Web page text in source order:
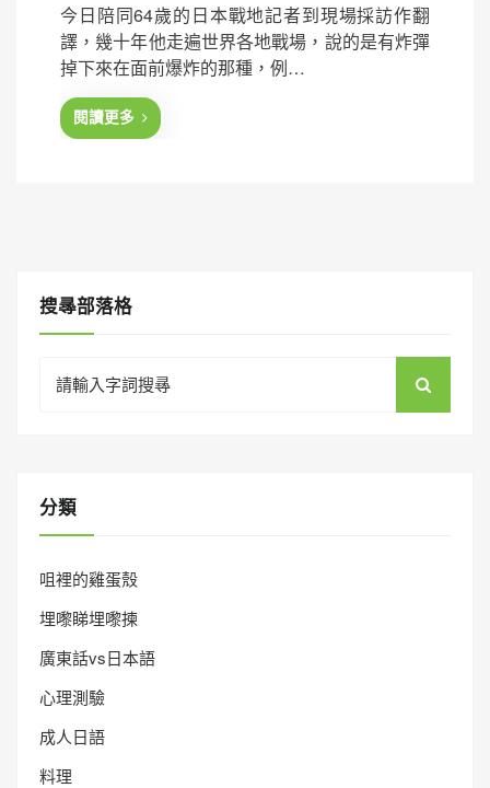
s
t
e
d
今日陪同64歲的日本戰地記者到現場採訪作翻
譯，幾十年他走遍世界各地戰場，說的是有炸彈
掉下來在面前爆炸的那種，例…
閱讀更多
搜㝷部落格
for:
分類
咀裡的雞蛋殼
埋嚟睇埋嚟揀
廣東話vs日本語
心理測驗
成人日語
料理